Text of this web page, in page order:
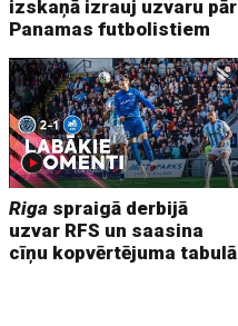
izskaņā izrauj uzvaru pār
Panamas futbolistiem
Riga spraigā derbijā
uzvar RFS un saasina
cīņu kopvērtējuma tabulā